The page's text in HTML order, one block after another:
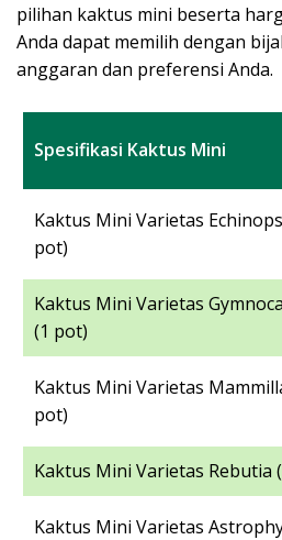
pilihan kaktus mini beserta
Anda dapat memilih dengan
anggaran dan preferensi Anda.
Spesifikasi Kaktus Mini
Kaktus Mini Varietas
pot)
Kaktus Mini Varietas
(1 pot)
Kaktus Mini Varietas
pot)
Kaktus Mini Varietas Rebutia
Kaktus Mini Varietas